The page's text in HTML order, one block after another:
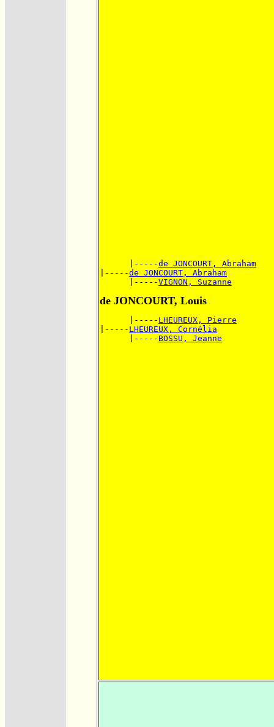
      |-----
de JONCOURT, Abraham
|-----de JONCOURT, Abraham
      |-----
VIGNON, Suzanne
de JONCOURT, Louis
      |-----
LHEUREUX, Pierre
|----- LHEUREUX, Cornélia
      |-----
BOSSU, Jeanne